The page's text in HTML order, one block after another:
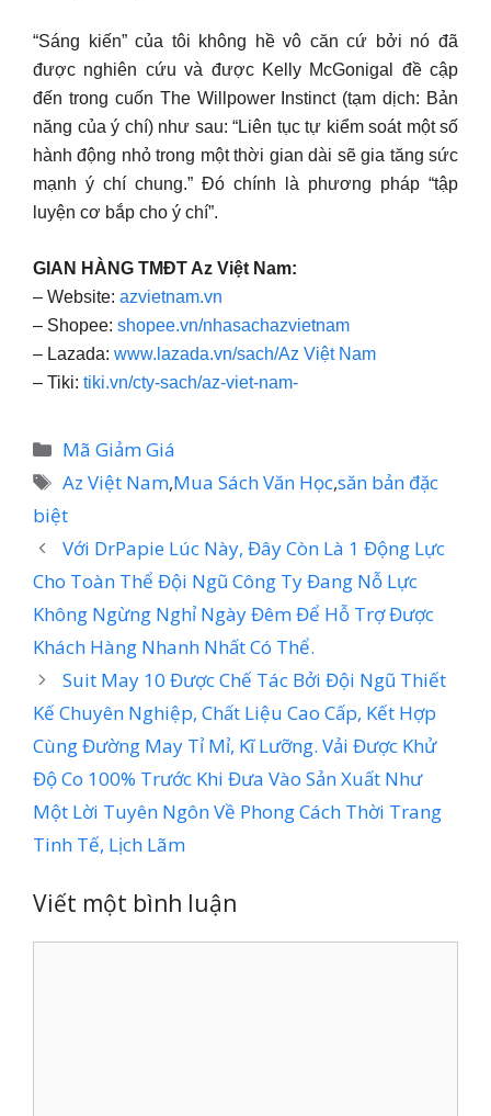
“Sáng kiến” của tôi không hề vô căn cứ bởi nó đã
được nghiên cứu và được Kelly McGonigal đề cập
đến trong cuốn The Willpower Instinct (tạm dịch: Bản
năng của ý chí) như sau: “Liên tục tự kiểm soát một số
hành động nhỏ trong một thời gian dài sẽ gia tăng sức
mạnh ý chí chung.” Đó chính là phương pháp “tập
luyện cơ bắp cho ý chí”.
GIAN HÀNG TMĐT Az Việt Nam:
– Website: azvietnam.vn
– Shopee: shopee.vn/nhasachazvietnam
– Lazada: www.lazada.vn/sach/Az Việt Nam
– Tiki: tiki.vn/cty-sach/az-viet-nam-
Danh
mục
Mã Giảm Giá
Thẻ
Az Việt Nam,Mua Sách Văn Học,săn bản đặc
biệt
Với DrPapie Lúc Này, Đây Còn Là 1 Động Lực
Cho Toàn Thể Đội Ngũ Công Ty Đang Nỗ Lực
Không Ngừng Nghỉ Ngày Đêm Để Hỗ Trợ Được
Khách Hàng Nhanh Nhất Có Thể.
Suit May 10 Được Chế Tác Bởi Đội Ngũ Thiết
Kế Chuyên Nghiệp, Chất Liệu Cao Cấp, Kết Hợp
Cùng Đường May Tỉ Mỉ, Kĩ Lưỡng. Vải Được Khử
Độ Co 100% Trước Khi Đưa Vào Sản Xuất Như
Một Lời Tuyên Ngôn Về Phong Cách Thời Trang
Tinh Tế, Lịch Lãm
Viết một bình luận